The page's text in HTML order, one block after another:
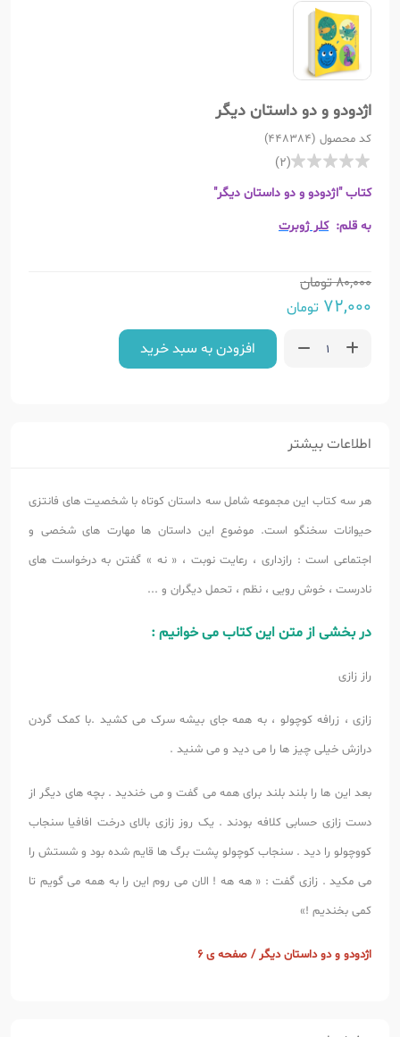
اژدودو و دو داستان دیگر
کد محصول (448384)
(2)
کتاب "اژدودو و دو داستان دیگر"
به قلم:کلر ژوبرت
80,000تومان
72,000 تومان
افزودن به سبد خرید
اطلاعات بیشتر
هر سه کتاب این مجموعه شامل سه داستان کوتاه با شخصیت های فانتزی
حیوانات سخنگو است. موضوع این داستان ها مهارت های شخصی و
اجتماعی است : رازداری ، رعایت نوبت ، « نه » گفتن به درخواست های
نادرست ، خوش رویی ، نظم ، تحمل دیگران و ...
در بخشی از متن این کتاب می خوانیم :
راز زازی
زازی ، زرافه کوچولو ، به همه جای بیشه سرک می کشید .با کمک گردن
درازش خیلی چیز ها را می دید و می شنید .
بعد این ها را بلند بلند برای همه می گفت و می خندید . بچه های دیگر از
دست زازی حسابی کلافه بودند . یک روز زازی بالای درخت افافیا سنجاب
کووچولو را دید . سنجاب کوچولو پشت برگ ها قایم شده بود و شستش را
می مکید . زازی گفت : « هه هه ! الان می روم این را به همه می گویم تا
کمی بخندیم !»
اژدودو و دو داستان دیگر / صفحه ی 6